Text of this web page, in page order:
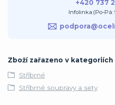
+420 737
Infolinka:(Po-Pá:
Zboží zařazeno v kategoriích
Stříbrné
Stříbrné soupravy a sety